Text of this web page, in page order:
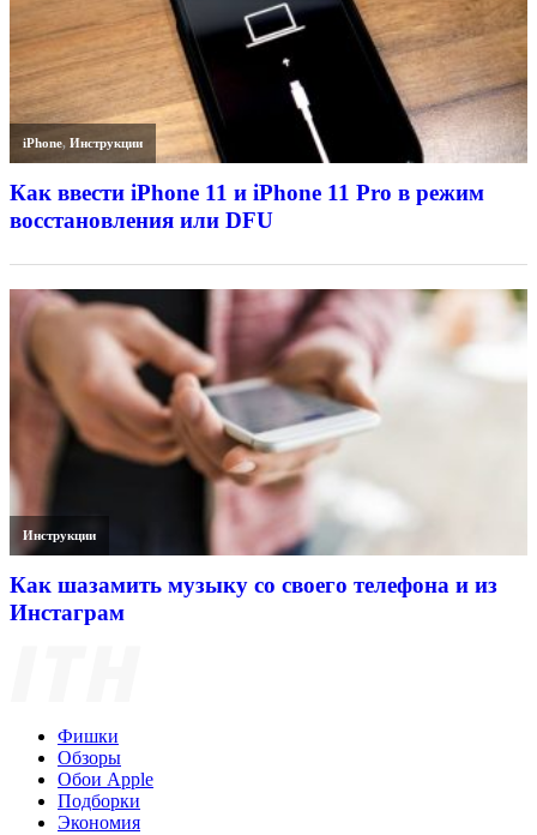
iPhone,Инструкции
Как ввести iPhone 11 и iPhone 11 Pro в режим
восстановления или DFU
Инструкции
Как шазамить музыку со своего телефона и из
Инстаграм
Фишки
Обзоры
Обои Apple
Подборки
Экономия